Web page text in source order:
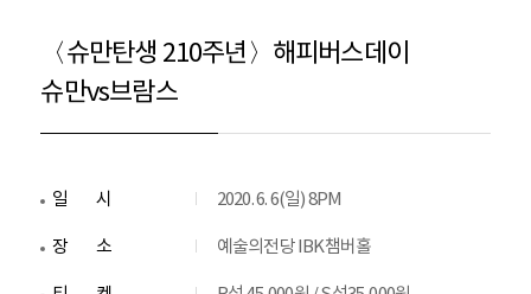
〈슈만탄생 210주년〉해피버스데이
슈만vs브람스
일시 2020. 6. 6(일) 8PM
장소 예술의전당 IBK챔버홀